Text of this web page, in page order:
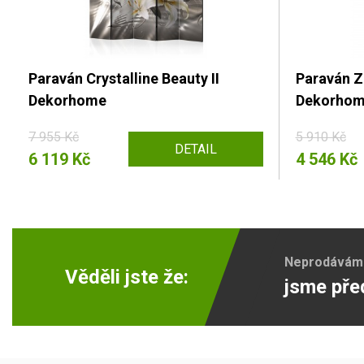
Paraván Crystalline Beauty II
Dekorhome
7 955 Kč
6 119 Kč DETAIL
Paraván
5 910 Kč
4 546 Kč
Věděli jste že: jsme